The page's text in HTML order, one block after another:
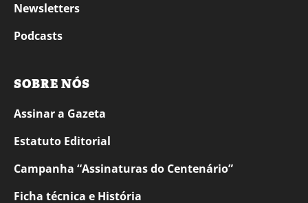
Newsletters
Podcasts
SOBRE NÓS
Assinar a Gazeta
Estatuto Editorial
Campanha “Assinaturas do Centenário”
Ficha técnica e História